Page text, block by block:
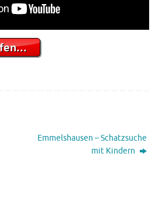
Emmelshausen – Schatzsuche
mit Kindern